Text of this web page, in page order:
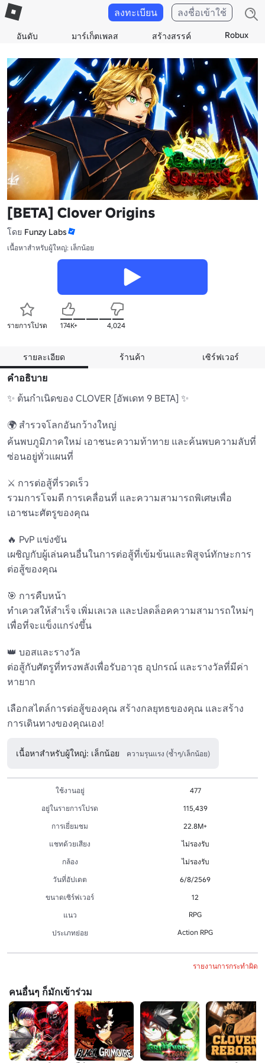
อันดับ มาร์เก็ตเพลส สร้างสรรค์ Robux
ลงทะเบียน ลงชื่อเข้าใช้
[BETA] Clover Origins
โดย Funzy Labs
เนื้อหาสำหรับผู้ใหญ่: เล็กน้อย
รายการโปรด 174K+ 4,024
รายละเอียด ร้านค้า เซิร์ฟเวอร์
คำอธิบาย
✨ ต้นกำเนิดของ CLOVER [อัพเดท 9 BETA] ✨
🌍 สำรวจโลกอันกว้างใหญ่
ค้นพบภูมิภาคใหม่ เอาชนะความท้าทาย และค้นพบความลับที่
ซ่อนอยู่ทั่วแผนที่
⚔️ การต่อสู้ที่รวดเร็ว
รวมการโจมตี การเคลื่อนที่ และความสามารถพิเศษเพื่อ
เอาชนะศัตรูของคุณ
🔥 PvP แข่งขัน
เผชิญกับผู้เล่นคนอื่นในการต่อสู้ที่เข้มข้นและพิสูจน์ทักษะการ
ต่อสู้ของคุณ
🎯 การคืบหน้า
ทำเควสให้สำเร็จ เพิ่มเลเวล และปลดล็อคความสามารถใหม่ๆ
เพื่อที่จะแข็งแกร่งขึ้น
👑 บอสและรางวัล
ต่อสู้กับศัตรูที่ทรงพลังเพื่อรับอาวุธ อุปกรณ์ และรางวัลที่มีค่า
หายาก
เลือกสไตล์การต่อสู้ของคุณ สร้างกลยุทธของคุณ และสร้าง
การเดินทางของคุณเอง!
เนื้อหาสำหรับผู้ใหญ่: เล็กน้อย ความรุนแรง (ซ้ำๆ/เล็กน้อย)
ใช้งานอยู่
477
อยู่ในรายการโปรด
115,439
การเยี่ยมชม
22.8M+
แชทด้วยเสียง
ไม่รองรับ
กล้อง
ไม่รองรับ
วันที่อัปเดต
6/8/2569
ขนาดเซิร์ฟเวอร์
12
แนว
RPG
ประเภทย่อย Action RPG
รายงานการกระทำผิด
คนอื่นๆ ก็มักเข้าร่วม